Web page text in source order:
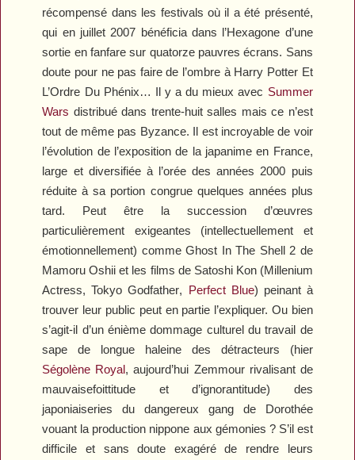
récompensé dans les festivals où il a été présenté,
qui en juillet 2007 bénéficia dans l’Hexagone d’une
sortie en fanfare sur quatorze pauvres écrans. Sans
doute pour ne pas faire de l’ombre à Harry Potter Et
L’Ordre Du Phénix… Il y a du mieux avec Summer
Wars distribué dans trente-huit salles mais ce n’est
tout de même pas Byzance. Il est incroyable de voir
l’évolution de l’exposition de la japanime en France,
large et diversifiée à l’orée des années 2000 puis
réduite à sa portion congrue quelques années plus
tard. Peut être la succession d’œuvres
particulièrement exigeantes (intellectuellement et
émotionnellement) commeGhost In The Shell 2 de
Mamoru Oshii et les films de Satoshi Kon (Millenium
Actress,Tokyo Godfather, Perfect Blue) peinant à
trouver leur public peut en partie l’expliquer. Ou bien
s’agit-il d’un énième dommage culturel du travail de
sape de longue haleine des détracteurs (hier
Ségolène Royal, aujourd’hui Zemmour rivalisant de
mauvaisefoittitude et d’ignorantitude) des
japoniaiseries du dangereux gang de Dorothée
vouant la production nippone aux gémonies ? S’il est
difficile et sans doute exagéré de rendre leurs